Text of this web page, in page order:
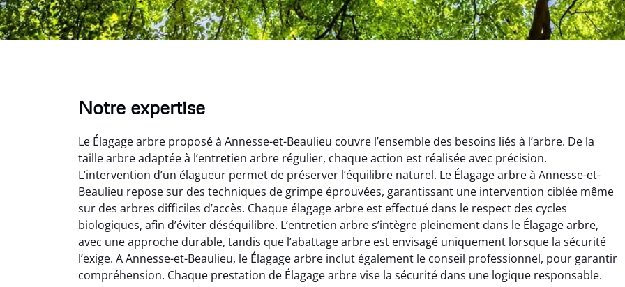
Notre expertise
Le Élagage arbre proposé à Annesse-et-Beaulieu couvre l’ensemble des besoins liés à l’arbre. De la
taille arbre adaptée à l’entretien arbre régulier, chaque action est réalisée avec précision.
L’intervention d’un élagueur permet de préserver l’équilibre naturel. Le Élagage arbre à Annesse-et-
Beaulieu repose sur des techniques de grimpe éprouvées, garantissant une intervention ciblée même
sur des arbres difficiles d’accès. Chaque élagage arbre est effectué dans le respect des cycles
biologiques, afin d’éviter déséquilibre. L’entretien arbre s’intègre pleinement dans le Élagage arbre,
avec une approche durable, tandis que l’abattage arbre est envisagé uniquement lorsque la sécurité
l’exige. A Annesse-et-Beaulieu, le Élagage arbre inclut également le conseil professionnel, pour garantir
compréhension. Chaque prestation de Élagage arbre vise la sécurité dans une logique responsable.
Mathieu Roussel
19 décembre 2025
Intervention propre et
précise malgré des
Julien Caradec
18 juin 2025
Travail très soigné sur des
arbres difficiles d’accès.